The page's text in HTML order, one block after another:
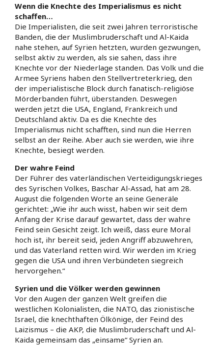
Wenn die Knechte des Imperialismus es nicht
schaffen…
Die Imperialisten, die seit zwei Jahren terroristische
Banden, die der Muslimbruderschaft und Al-Kaida
nahe stehen, auf Syrien hetzten, wurden gezwungen,
selbst aktiv zu werden, als sie sahen, dass ihre
Knechte vor der Niederlage standen. Das Volk und die
Armee Syriens haben den Stellvertreterkrieg, den
der imperialistische Block durch fanatisch-religiöse
Mörderbanden führt, überstanden. Deswegen
werden jetzt die USA, England, Frankreich und
Deutschland aktiv. Da es die Knechte des
Imperialismus nicht schafften, sind nun die Herren
selbst an der Reihe. Aber auch sie werden, wie ihre
Knechte, besiegt werden.
Der wahre Feind
Der Führer des vaterländischen Verteidigungskrieges
des Syrischen Volkes, Baschar Al-Assad, hat am 28.
August die folgenden Worte an seine Generäle
gerichtet: „Wie ihr auch wisst, haben wir seit dem
Anfang der Krise darauf gewartet, dass der wahre
Feind sein Gesicht zeigt. Ich weiß, dass eure Moral
hoch ist, ihr bereit seid, jeden Angriff abzuwehren,
und das Vaterland retten wird. Wir werden im Krieg
gegen die USA und ihren Verbündeten siegreich
hervorgehen.“
Syrien und die Völker werden gewinnen
Vor den Augen der ganzen Welt greifen die
westlichen Kolonialisten, die NATO, das zionistische
Israel, die knechthaften Ölkönige, der Feind des
Laizismus – die AKP, die Muslimbruderschaft und Al-
Kaida gemeinsam das „einsame“ Syrien an.